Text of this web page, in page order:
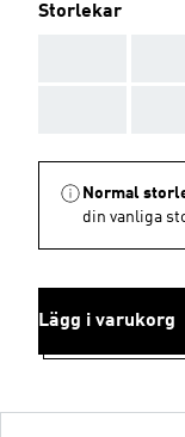
Storlekar
Normal
din vanliga
Lägg i varukorg